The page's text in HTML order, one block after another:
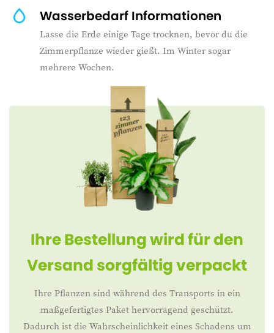
Wasserbedarf Informationen
Lasse die Erde einige Tage trocknen, bevor du die
Zimmerpflanze wieder gießt. Im Winter sogar
mehrere Wochen.
Ihre Bestellung wird für den
Versand sorgfältig verpackt
Ihre Pflanzen sind während des Transports in ein
maßgefertigtes Paket hervorragend geschützt.
Dadurch ist die Wahrscheinlichkeit eines Schadens um